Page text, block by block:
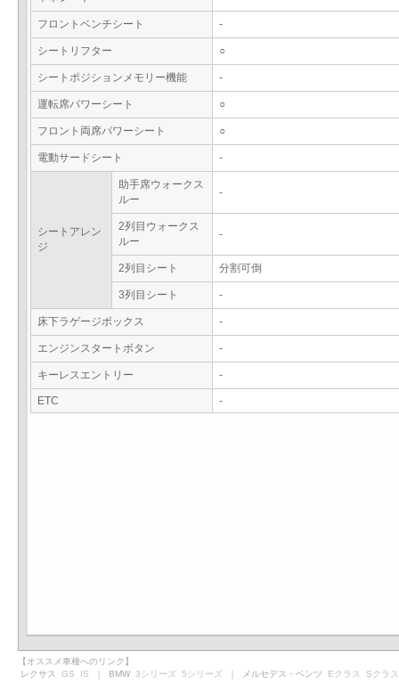
フロントベンチシート -
シートリフター ○
シートポジションメモリー機能 -
運転席パワーシート ○
フロント両席パワーシート ○
電動サードシート -
シートアレン
ジ
助手席ウォークス
ルー
-
2列目ウォークス
ルー
-
2列目シート 分割可倒
3列目シート -
床下ラゲージボックス -
エンジンスタートボタン -
キーレスエントリー -
ETC -
【オススメ車種へのリンク】
レクサス GS IS ｜ BMW 3シリーズ 5シリーズ ｜ メルセデス・ベンツ Eクラス Sクラス